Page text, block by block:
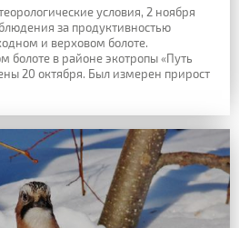
условия, 2 ноября
за продуктивностью
и верховом болоте.
болоте в районе экотропы «Путь
20 октября. Был измерен прирост